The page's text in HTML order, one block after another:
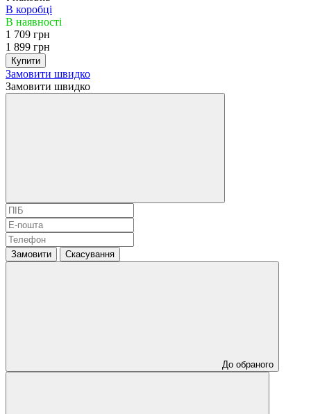
В коробці
В наявності
1 709 грн
1 899 грн
Купити
Замовити швидко
Замовити швидко
Замовити Скасування
До обраного